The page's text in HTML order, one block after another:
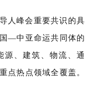
人峰会重要共识的具
—中亚命运共同体的
源、建筑、物流、通
点热点领域全覆盖。